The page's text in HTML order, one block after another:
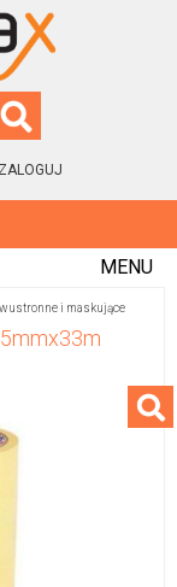
ZALOGUJ
MENU
i maskujące